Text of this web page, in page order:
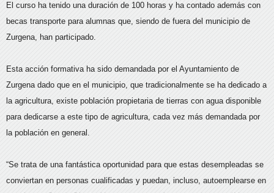
El curso ha tenido una duración de 100 horas y ha contado además con
becas transporte para alumnas que, siendo de fuera del municipio de
Zurgena, han participado.
Esta acción formativa ha sido demandada por el Ayuntamiento de
Zurgena dado que en el municipio, que tradicionalmente se ha dedicado a
la agricultura, existe población propietaria de tierras con agua disponible
para dedicarse a este tipo de agricultura, cada vez más demandada por
la población en general.
“Se trata de una fantástica oportunidad para que estas desempleadas se
conviertan en personas cualificadas y puedan, incluso, autoemplearse en